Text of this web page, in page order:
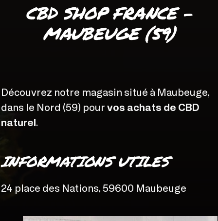
CBD SHOP FRANCE –
MAUBEUGE (59)
Découvrez notre magasin situé à Maubeuge,
dans le Nord (59) pourvos achats de CBD
naturel.
INFORMATIONS UTILES
24 place des Nations, 59600 Maubeuge